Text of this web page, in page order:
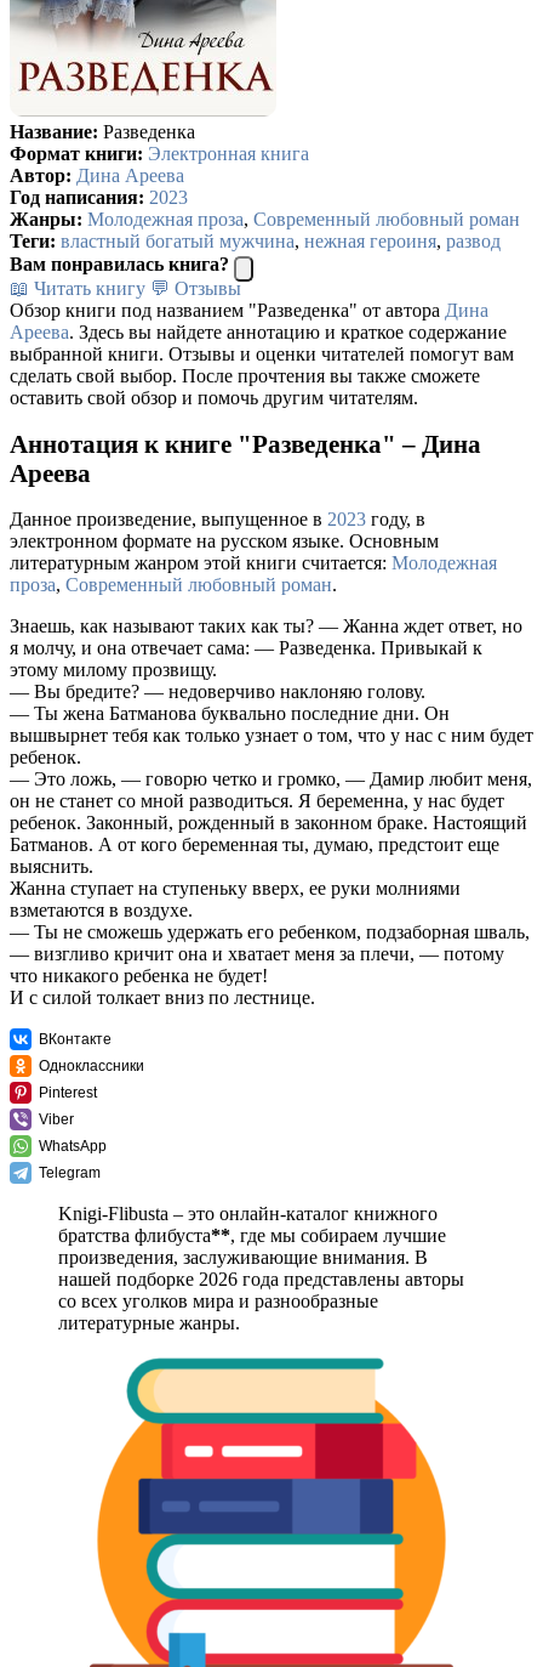
Название: Разведенка
Формат книги: Электронная книга
Автор: Дина Ареева
Год написания: 2023
Жанры: Молодежная проза, Современный любовный роман
Теги: властный богатый мужчина, нежная героиня, развод
Вам понравилась книга?
📖 Читать книгу 💬 Отзывы
Обзор книги под названием "Разведенка" от автора Дина
Ареева. Здесь вы найдете аннотацию и краткое содержание
выбранной книги. Отзывы и оценки читателей помогут вам
сделать свой выбор. После прочтения вы также сможете
оставить свой обзор и помочь другим читателям.
Аннотация к книге "Разведенка" – Дина
Ареева
Данное произведение, выпущенное в 2023 году, в
электронном формате на русском языке. Основным
литературным жанром этой книги считается: Молодежная
проза, Современный любовный роман.
Знаешь, как называют таких как ты? — Жанна ждет ответ, но
я молчу, и она отвечает сама: — Разведенка. Привыкай к
этому милому прозвищу.
— Вы бредите? — недоверчиво наклоняю голову.
— Ты жена Батманова буквально последние дни. Он
вышвырнет тебя как только узнает о том, что у нас с ним будет
ребенок.
— Это ложь, — говорю четко и громко, — Дамир любит меня,
он не станет со мной разводиться. Я беременна, у нас будет
ребенок. Законный, рожденный в законном браке. Настоящий
Батманов. А от кого беременная ты, думаю, предстоит еще
выяснить.
Жанна ступает на ступеньку вверх, ее руки молниями
взметаются в воздухе.
— Ты не сможешь удержать его ребенком, подзаборная шваль,
— визгливо кричит она и хватает меня за плечи, — потому
что никакого ребенка не будет!
И с силой толкает вниз по лестнице.
ВКонтакте
Одноклассники
Pinterest
Viber
WhatsApp
Telegram
Knigi-Flibusta – это онлайн-каталог книжного
братства флибуста**, где мы собираем лучшие
произведения, заслуживающие внимания. В
нашей подборке 2026 года представлены авторы
со всех уголков мира и разнообразные
литературные жанры.